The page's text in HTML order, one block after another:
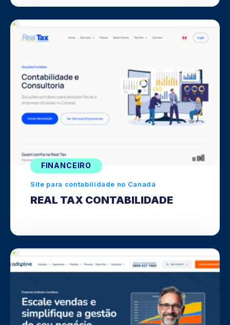
FINANCEIRO
Site para contabilidade no Canadá
REAL TAX CONTABILIDADE